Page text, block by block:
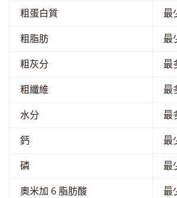
粗蛋白質
最
粗脂肪
最
粗灰分
最
粗纖維
最
水分
最
鈣
最
磷
最
奧米加 6 脂肪酸
最